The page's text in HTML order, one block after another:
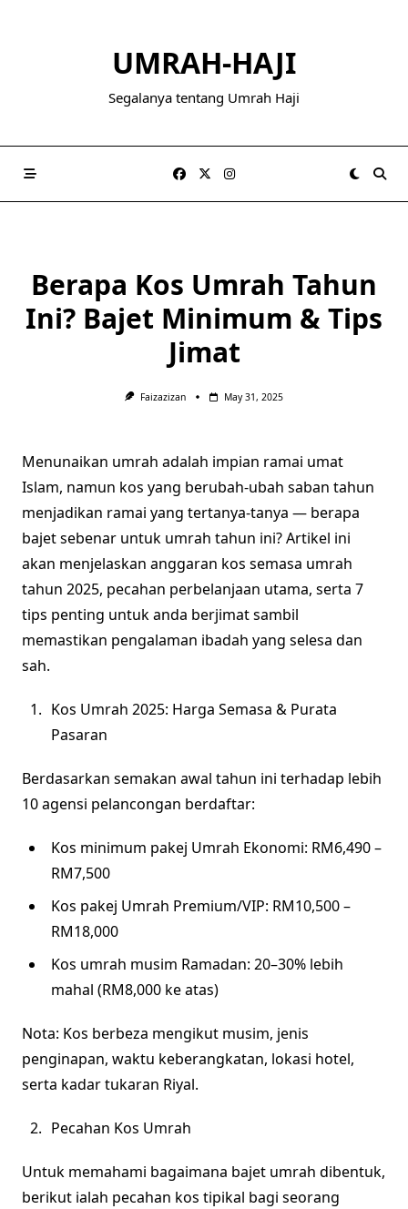
UMRAH-HAJI
Segalanya tentang Umrah Haji
Berapa Kos Umrah Tahun
Ini? Bajet Minimum & Tips
Jimat
Faizazizan May 31, 2025
Menunaikan umrah adalah impian ramai umat
Islam, namun kos yang berubah-ubah saban tahun
menjadikan ramai yang tertanya-tanya — berapa
bajet sebenar untuk umrah tahun ini? Artikel ini
akan menjelaskan anggaran kos semasa umrah
tahun 2025, pecahan perbelanjaan utama, serta 7
tips penting untuk anda berjimat sambil
memastikan pengalaman ibadah yang selesa dan
sah.
Kos Umrah 2025: Harga Semasa & Purata
Pasaran
Berdasarkan semakan awal tahun ini terhadap lebih
10 agensi pelancongan berdaftar:
Kos minimum pakej Umrah Ekonomi: RM6,490 –
RM7,500
Kos pakej Umrah Premium/VIP: RM10,500 –
RM18,000
Kos umrah musim Ramadan: 20–30% lebih
mahal (RM8,000 ke atas)
Nota: Kos berbeza mengikut musim, jenis
penginapan, waktu keberangkatan, lokasi hotel,
serta kadar tukaran Riyal.
Pecahan Kos Umrah
Untuk memahami bagaimana bajet umrah dibentuk,
berikut ialah pecahan kos tipikal bagi seorang